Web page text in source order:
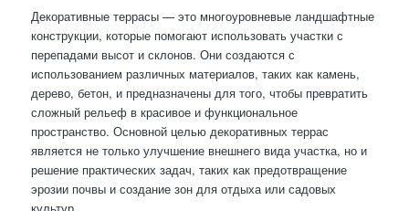
Декоративные террасы — это многоуровневые ландшафтные
конструкции, которые помогают использовать участки с
перепадами высот и склонов. Они создаются с
использованием различных материалов, таких как камень,
дерево, бетон, и предназначены для того, чтобы превратить
сложный рельеф в красивое и функциональное
пространство. Основной целью декоративных террас
является не только улучшение внешнего вида участка, но и
решение практических задач, таких как предотвращение
эрозии почвы и создание зон для отдыха или садовых